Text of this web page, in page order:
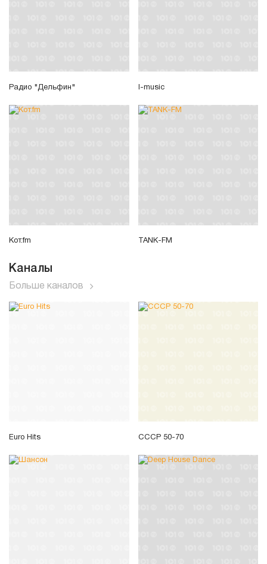
Радио "Дельфин" I-music
Кот.fm TANK-FM
Каналы
Больше каналов
Euro Hits СССР 50-70